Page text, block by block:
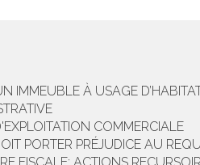
IMMEUBLE À USAGE
COMMERCIALE
PORTER PRÉJUDICE AU